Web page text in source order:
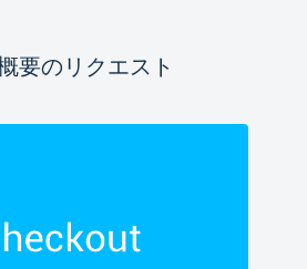
要のリクエスト